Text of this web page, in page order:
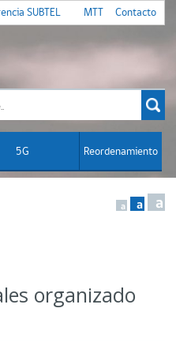
SUBTEL MTT Contacto
5G Reordenamiento
a a a
organizado